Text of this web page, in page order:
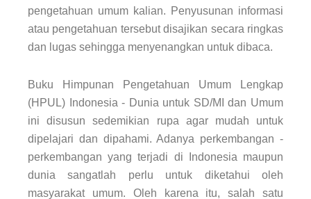
pengetahuan umum kalian. Penyusunan informasi
atau pengetahuan tersebut disajikan secara ringkas
dan lugas sehingga menyenangkan untuk dibaca.
Buku Himpunan Pengetahuan Umum Lengkap
(HPUL) Indonesia - Dunia untuk SD/MI dan Umum
ini disusun sedemikian rupa agar mudah untuk
dipelajari dan dipahami. Adanya perkembangan -
perkembangan yang terjadi di Indonesia maupun
dunia sangatlah perlu untuk diketahui oleh
masyarakat umum. Oleh karena itu, salah satu